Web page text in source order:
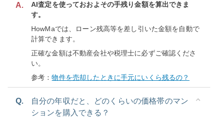
A.
AI査定を使っておおよその手残り金額を算出できま
す。
HowMaでは、ローン残高等を差し引いた金額を自動で
計算できます。
正確な金額は不動産会社や税理士に必ずご確認くださ
い。
参考：物件を売却したときに手元にいくら残るの？
Q.
自分の年収だと、どのくらいの価格帯のマン
ションを購入できる？